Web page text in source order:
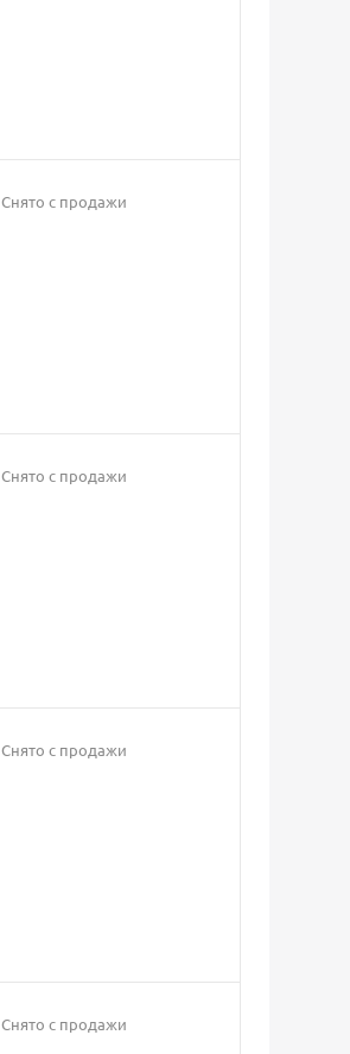
Снято с продажи
Снято с продажи
Снято с продажи
Снято с продажи